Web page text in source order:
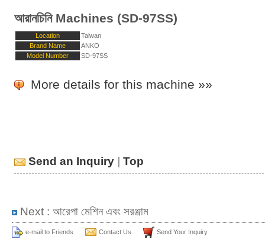
আরানচিনি Machines (SD-97SS)
Location
Taiwan
Brand Name
ANKO
Model Number
SD-97SS
More details for this machine »»
Send an Inquiry | Top
Next : আরেপা মেশিন এবং সরঞ্জাম
e-mail to Friends Contact Us Send Your Inquiry